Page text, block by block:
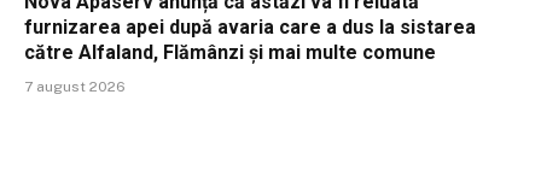
furnizarea apei după avaria care a dus la sistarea
către Alfaland, Flămânzi și mai multe comune
7 august 2026